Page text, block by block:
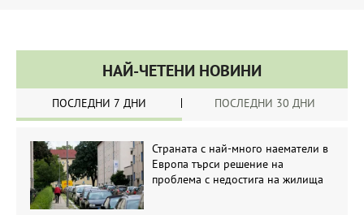
НАЙ-ЧЕТЕНИ НОВИНИ
ПОСЛЕДНИ 7 ДНИ ПОСЛЕДНИ 30 ДНИ
Страната с най-много наематели в
Европа търси решение на
проблема с недостига на жилища